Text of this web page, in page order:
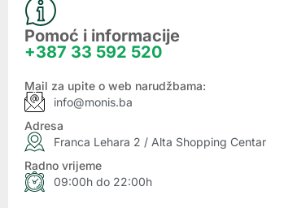
Pomoć i informacije
+387 33 592 520
Mail za upite o web narudžbama:
info@monis.ba
Adresa
Franca Lehara 2 / Alta Shopping Centar
Radno vrijeme
09:00h do 22:00h